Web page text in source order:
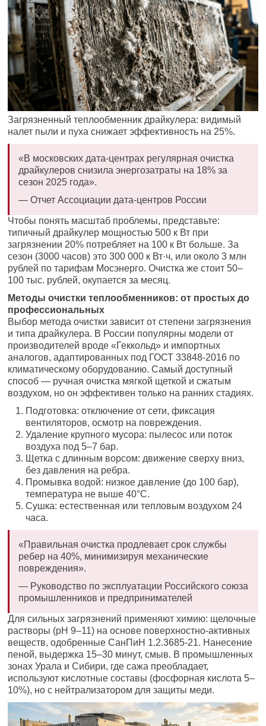
Загрязненный теплообменник драйкулера: видимый
налет пыли и пуха снижает эффективность на 25%.
«В московских дата-центрах регулярная очистка
драйкулеров снизила энергозатраты на 18% за
сезон 2025 года».
— Отчет Ассоциации дата-центров России
Чтобы понять масштаб проблемы, представьте:
типичный драйкулер мощностью 500 к Вт при
загрязнении 20% потребляет на 100 к Вт больше. За
сезон (3000 часов) это 300 000 к Вт·ч, или около 3 млн
рублей по тарифам Мосэнерго. Очистка же стоит 50–
100 тыс. рублей, окупается за месяц.
Методы очистки теплообменников: от простых до
профессиональных
Выбор метода очистки зависит от степени загрязнения
и типа драйкулера. В России популярны модели от
производителей вроде «Геккольд» и импортных
аналогов, адаптированных под ГОСТ 33848-2016 по
климатическому оборудованию. Самый доступный
способ — ручная очистка мягкой щеткой и сжатым
воздухом, но он эффективен только на ранних стадиях.
Подготовка: отключение от сети, фиксация
вентиляторов, осмотр на повреждения.
Удаление крупного мусора: пылесос или поток
воздуха под 5–7 бар.
Щетка с длинным ворсом: движение сверху вниз,
без давления на ребра.
Промывка водой: низкое давление (до 100 бар),
температура не выше 40°C.
Сушка: естественная или тепловым воздухом 24
часа.
«Правильная очистка продлевает срок службы
ребер на 40%, минимизируя механические
повреждения».
— Руководство по эксплуатации Российского союза
промышленников и предпринимателей
Для сильных загрязнений применяют химию: щелочные
растворы (pH 9–11) на основе поверхностно-активных
веществ, одобренные СанПиН 1.2.3685-21. Нанесение
пеной, выдержка 15–30 минут, смыв. В промышленных
зонах Урала и Сибири, где сажа преобладает,
используют кислотные составы (фосфорная кислота 5–
10%), но с нейтрализатором для защиты меди.